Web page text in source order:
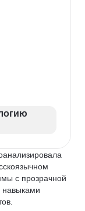
с прозрачной
навыками